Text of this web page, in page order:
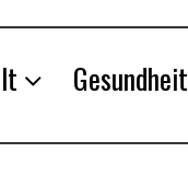
Gesundheit